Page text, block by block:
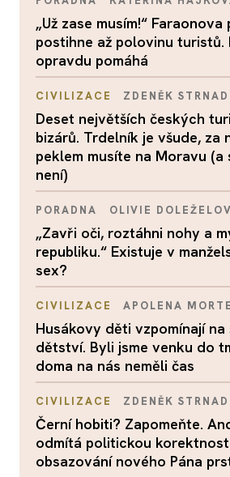
„Už zase musím!“ Faraonova
postihne až polovinu turistů.
opravdu pomáhá
CIVILIZACE ZDENĚK STRNAD
Deset největších českých
bizárů. Trdelník je všude, za
peklem musíte na Moravu
není)
PORADNA OLIVIE
„Zavři oči, roztáhni nohy a
republiku.“ Existuje v
sex?
CIVILIZACE APOLENA
Husákovy děti vzpomínají
dětství. Byli jsme venku do
doma na nás neměli čas
CIVILIZACE ZDENĚK STRNAD
Černí hobiti? Zapomeňte.
odmítá politickou
obsazování nového Pána